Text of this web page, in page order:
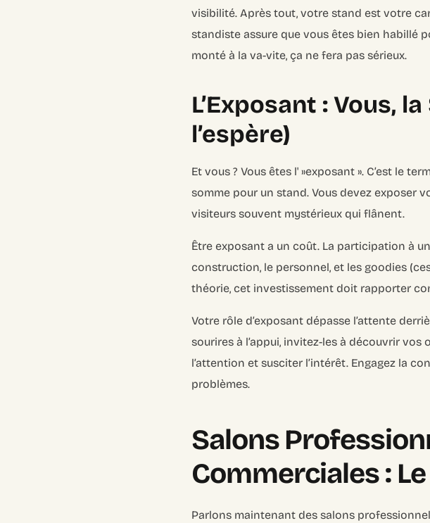
visibilité. Après tout, votre stand est votre
standiste assure que vous êtes bien habillé
monté à la va-vite, ça ne fera pas sérieux.
L’Exposant : Vous,
l’espère)
Et vous ? Vous êtes l' »exposant ». C’est le
somme pour un stand. Vous devez exposer
visiteurs souvent mystérieux qui flânent.
Être exposant a un coût. La participation à
construction, le personnel, et les goodies
théorie, cet investissement doit rapporter
Votre rôle d’exposant dépasse l’attente
sourires à l’appui, invitez-les à découvrir
l’attention et susciter l’intérêt. Engagez la
problèmes.
Salons
Commerciales :
Parlons maintenant des salons